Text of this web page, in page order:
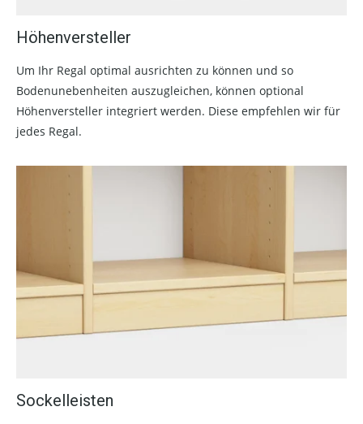
Höhenversteller
Um Ihr Regal optimal ausrichten zu können und so
Bodenunebenheiten auszugleichen, können optional
Höhenversteller integriert werden. Diese empfehlen wir für
jedes Regal.
Sockelleisten